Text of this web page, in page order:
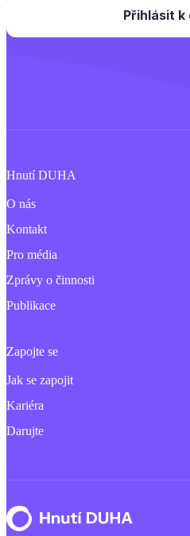
Hnutí DUHA
O nás
Kontakt
Pro média
Zprávy o činnosti
Publikace
Zapojte se
Jak se zapojit
Kariéra
Darujte